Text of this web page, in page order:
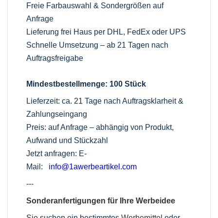
Freie Farbauswahl & Sondergrößen auf
Anfrage
Lieferung frei Haus per DHL, FedEx oder UPS
Schnelle Umsetzung – ab 21 Tagen nach
Auftragsfreigabe
Mindestbestellmenge: 100 Stück
Lieferzeit: ca. 21 Tage nach Auftragsklarheit &
Zahlungseingang
Preis: auf Anfrage – abhängig von Produkt,
Aufwand und Stückzahl
Jetzt anfragen: E-
Mail:
info@1awerbeartikel.com
---
Sonderanfertigungen für Ihre Werbeidee